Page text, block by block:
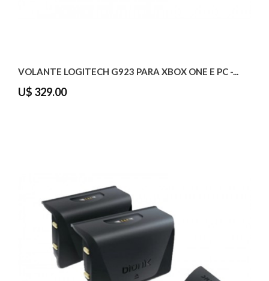
VOLANTE LOGITECH G923 PARA XBOX ONE E PC -...
U$ 329.00